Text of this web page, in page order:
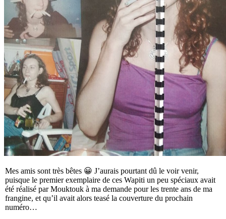
Mes amis sont très bêtes 😀 J’aurais pourtant dû le voir venir,
puisque le premier exemplaire de ces Wapiti un peu spéciaux avait
été réalisé par Mouktouk à ma demande pour les trente ans de ma
frangine, et qu’il avait alors teasé la couverture du prochain
numéro…